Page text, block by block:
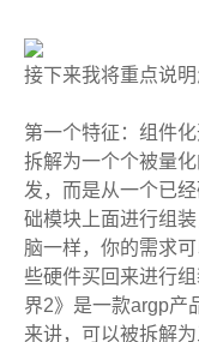
接下来我将重点说
第一个特征：组件
拆解为一个个被量
发，而是从一个已
础模块上面进行组
脑一样，你的需求
些硬件买回来进行
界2》是一款argp产
来讲，可以被拆解